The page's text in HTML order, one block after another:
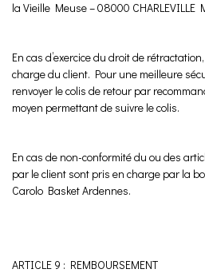
la Vieille Meuse – 08000 CHARLEVILLE
En cas d’exercice du droit de
charge du client. Pour une meilleure
renvoyer le colis de retour par
moyen permettant de suivre le colis.
En cas de non-conformité du ou des
par le client sont pris en charge par la
Carolo Basket Ardennes.
ARTICLE 9 : REMBOURSEMENT